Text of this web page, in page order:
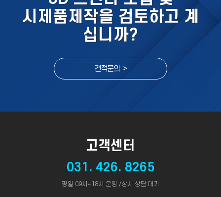
시제품제작을 검토하고 계
십니까?
견적문의 >
고객센터
031. 426. 8265
평일 09시~18시 운영 /상시 상담 대기